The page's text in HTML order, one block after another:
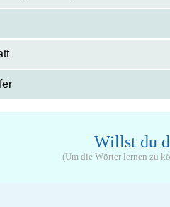
Willst du
(Um die Wörter lernen zu